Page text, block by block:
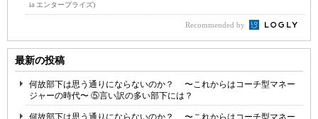
ia エンタープライズ)
Recommended by
最新の投稿
何故部下は思う通りにならないのか？ 〜これからはコーチ型マネー
ジャーの時代〜 ⑤言い訳の多い部下には？